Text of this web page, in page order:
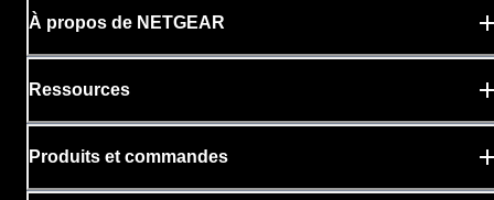
À propos de NETGEAR
Ressources
Produits et commandes